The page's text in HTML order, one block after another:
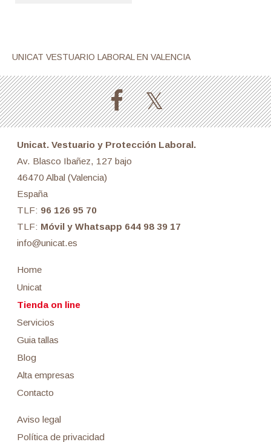
UNICAT VESTUARIO LABORAL EN VALENCIA
Unicat. Vestuario y Protección Laboral.
Av. Blasco Ibañez, 127 bajo
46470 Albal (Valencia)
España
TLF: 96 126 95 70
TLF: Móvil y Whatsapp 644 98 39 17
info@unicat.es
Home
Unicat
Tienda on line
Servicios
Guia tallas
Blog
Alta empresas
Contacto
Aviso legal
Política de privacidad